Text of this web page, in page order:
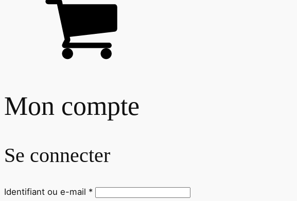
Mon compte
Se connecter
Identifiant ou e-mail *Obligatoire